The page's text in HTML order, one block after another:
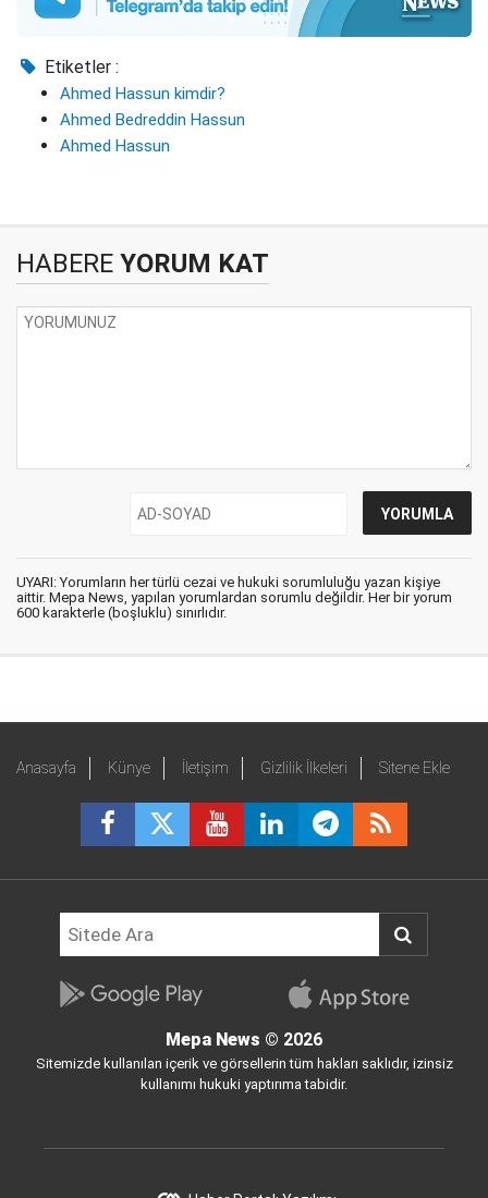
Etiketler :
Ahmed Hassun kimdir?
Ahmed Bedreddin Hassun
Ahmed Hassun
HABERE YORUM KAT
UYARI: Yorumların her türlü cezai ve hukuki sorumluluğu yazan kişiye
aittir. Mepa News, yapılan yorumlardan sorumlu değildir. Her bir yorum
600 karakterle (boşluklu) sınırlıdır.
Anasayfa Künye İletişim Gizlilik İlkeleri Sitene Ekle
Mepa News © 2026
Sitemizde kullanılan içerik ve görsellerin tüm hakları saklıdır, izinsiz
kullanımı hukuki yaptırıma tabidir.